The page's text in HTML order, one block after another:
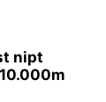
nipt